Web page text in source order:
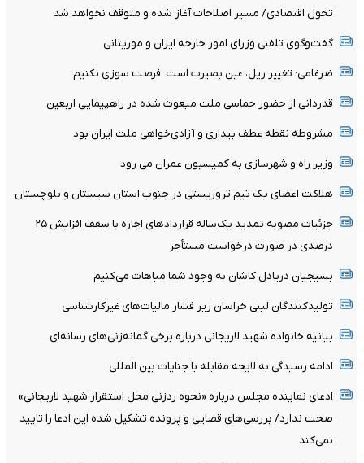
تحول اقتصادی/ مسیر اصلاحات آغاز شده و متوقف نخواهد شد
گفت‌وگوی تلفنی وزرای امور خارجه ایران و موریتانی
ضرغامی: تغییر ریل، عین بصیرت است. فرصت سوزی نکنیم
قدردانی از حضور حماسی ملت مبعوث شده در راهپیمایی اربعین
مشروطه نقطه عطف بیداری و آزادی‌خواهی ملت ایران بود
وزیر راه و شهرسازی به کمیسیون عمران می رود
هلاکت اعضای یک تیم تروریستی در جنوب استان سیستان و بلوچستان
جزئیات مصوبه تمدید یک‌ساله قرارداد‌های اجاره با سقف افزایش ۲۵
درصدی در صورت درخواست مستأجر
بسیجیان‌ دریادل‌ کاشان به‌ وجود شما مباهات می‌کنیم
تولیدکنندگان لبنی خراسان زیر فشار مالیات‌های غیرکارشناسی
بیانیه خانواده شهید لاریجانی درباره برخی گمانه‌زنی‌های رسانه‌ای
ادامه رسیدگی به لایحه مقابله با جنایات بین المللی
ادعای نماینده مجلس درباره «نحوه ردزنی محل استقرار شهید لاریجانی»
صحت ندارد/ بررسی‌های قضایی و پرونده تشکیل شده این ادعا را تایید
نمی‌کند